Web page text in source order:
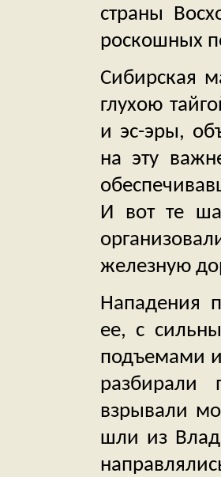
страны
роскошных
Сибирская
глухою
и эс-эры,
на эту
И вот те
железную
Нападения
ее, с
подъемами
разбирали
взрывали
шли из